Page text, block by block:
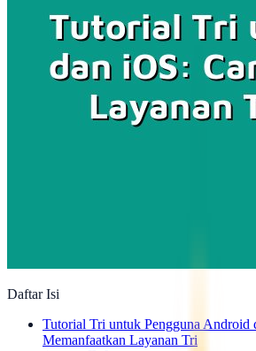
Daftar Isi
Tutorial Tri untuk Pengguna Android
Memanfaatkan Layanan Tri